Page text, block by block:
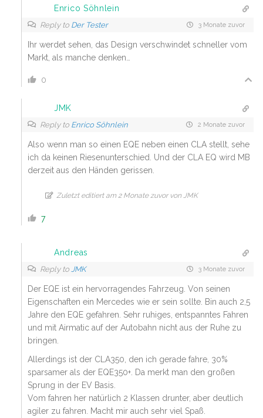
Enrico Söhnlein
Reply to Der Tester 3 Monate zuvor
Ihr werdet sehen, das Design verschwindet schneller vom
Markt, als manche denken…
0
JMK
Reply to Enrico Söhnlein 2 Monate zuvor
Also wenn man so einen EQE neben einen CLA stellt, sehe
ich da keinen Riesenunterschied. Und der CLA EQ wird MB
derzeit aus den Händen gerissen.
Zuletzt editiert am 2 Monate zuvor von JMK
7
Andreas
Reply to JMK 3 Monate zuvor
Der EQE ist ein hervorragendes Fahrzeug. Von seinen
Eigenschaften ein Mercedes wie er sein sollte. Bin auch 2,5
Jahre den EQE gefahren. Sehr ruhiges, entspanntes Fahren
und mit Airmatic auf der Autobahn nicht aus der Ruhe zu
bringen.
Allerdings ist der CLA350, den ich gerade fahre, 30%
sparsamer als der EQE350+. Da merkt man den großen
Sprung in der EV Basis.
Vom fahren her natürlich 2 Klassen drunter, aber deutlich
agiler zu fahren. Macht mir auch sehr viel Spaß.